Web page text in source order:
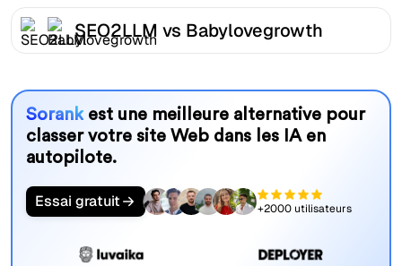
SEO2LLM vs Babylovegrowth
Sorankest une meilleure alternative pour
classer votre site Web dans les IA en
autopilote.
Essai gratuit +2000 utilisateurs